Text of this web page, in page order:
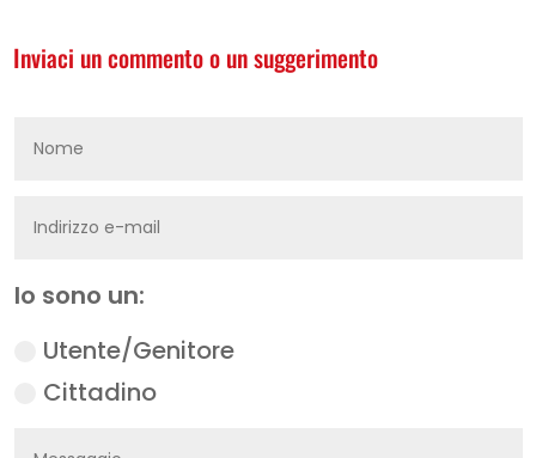
Inviaci un commento o un suggerimento
Io sono un:
Utente/Genitore
Cittadino